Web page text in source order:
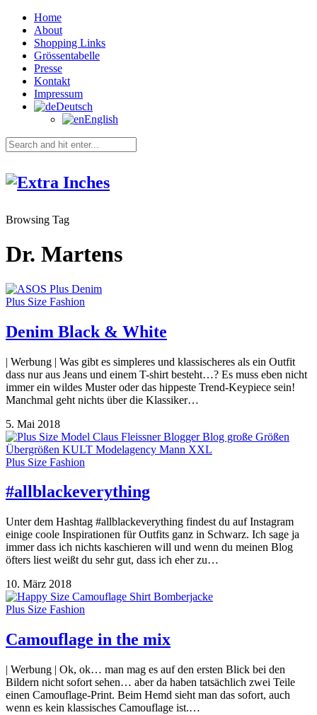
Home
About
Shopping Links
Grössentabelle
Presse
Kontakt
Impressum
Deutsch
English
Browsing Tag
Dr. Martens
Plus Size Fashion
Denim Black & White
| Werbung | Was gibt es simpleres und klassischeres als ein Outfit
dass nur aus Jeans und einem T-shirt besteht…? Es muss eben nicht
immer ein wildes Muster oder das hippeste Trend-Keypiece sein!
Manchmal geht nichts über die Klassiker…
5. Mai 2018
Plus Size Fashion
#allblackeverything
Unter dem Hashtag #allblackeverything findest du auf Instagram
einige coole Inspirationen für Outfits ganz in Schwarz. Ich sage ja
immer dass ich nichts kaschieren will und wenn du meinen Blog
öfters liest weißt du sehr gut, dass ich eher zu…
10. März 2018
Plus Size Fashion
Camouflage in the mix
| Werbung | Ok, ok… man mag es auf den ersten Blick bei den
Bildern nicht sofort sehen… aber da haben tatsächlich zwei Teile
einen Camouflage-Print. Beim Hemd sieht man das sofort, auch
wenn es kein klassisches Camouflage ist.…